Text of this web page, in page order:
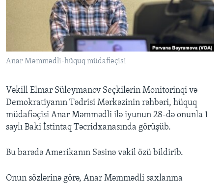
Anar Məmmədli-hüquq müdafiəçisi
Vəkill Elmar Süleymanov Seçkilərin Monitorinqi və
Demokratiyanın Tədrisi Mərkəzinin rəhbəri, hüquq
müdafiəçisi Anar Məmmədli ilə iyunun 28-də onunla 1
saylı Baki İstintaq Təcridxanasında görüşüb.
Bu barədə Amerikanın Səsinə vəkil özü bildirib.
Onun sözlərinə görə, Anar Məmmədli saxlanma